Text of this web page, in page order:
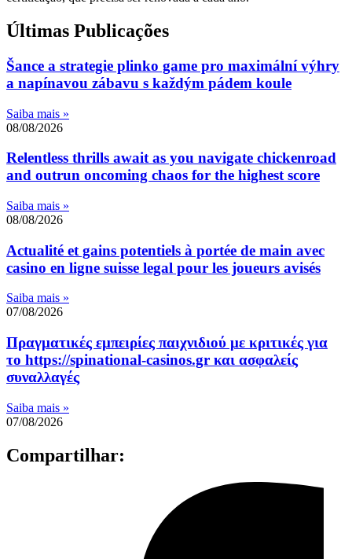
Últimas Publicações
Šance a strategie plinko game pro maximální výhry
a napínavou zábavu s každým pádem koule
Saiba mais »
08/08/2026
Relentless thrills await as you navigate chickenroad
and outrun oncoming chaos for the highest score
Saiba mais »
08/08/2026
Actualité et gains potentiels à portée de main avec
casino en ligne suisse legal pour les joueurs avisés
Saiba mais »
07/08/2026
Πραγματικές εμπειρίες παιχνιδιού με κριτικές για
το https://spinational-casinos.gr και ασφαλείς
συναλλαγές
Saiba mais »
07/08/2026
Compartilhar: